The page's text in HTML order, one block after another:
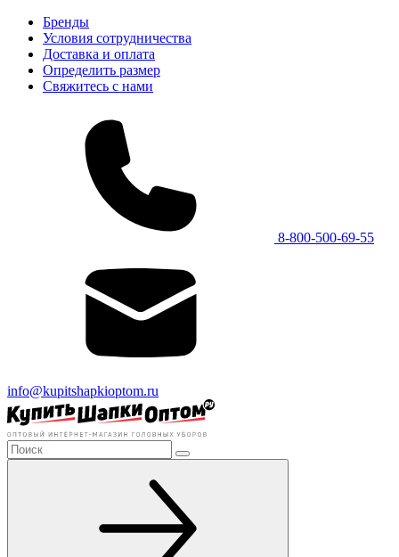
Бренды
Условия сотрудничества
Доставка и оплата
Определить размер
Свяжитесь с нами
8-800-500-69-55
info@kupitshapkioptom.ru